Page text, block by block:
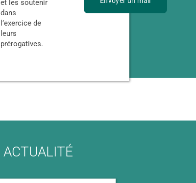
et les soutenir
dans
l’exercice de
leurs
prérogatives.
ACTUALITÉ